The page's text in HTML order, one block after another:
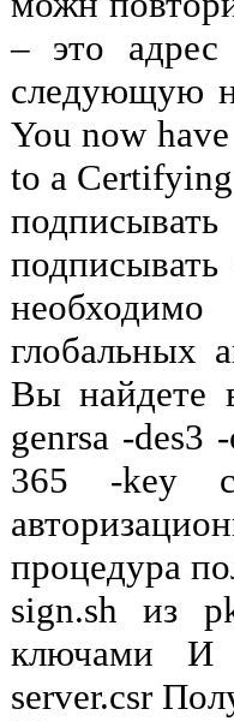
– это
следующую
You now
to a
глобальных
Вы найдете
genrsa -des3
365 -key
процедура
sign.sh из
ключами И
server.csr